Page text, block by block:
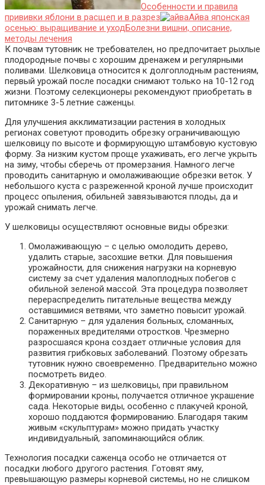
Особенности и правила
прививки яблони в расщеп и в разрез
Айва японская
осенью: выращивание и уходБолезни вишни, описание,
методы лечения
К почвам тутовник не требователен, но предпочитает рыхлые
плодородные почвы с хорошим дренажем и регулярными
поливами. Шелковица относится к долгоплодным растениям,
первый урожай после посадки снимают только на 10-12 год
жизни. Поэтому селекционеры рекомендуют приобретать в
питомнике 3-5 летние саженцы.
Для улучшения акклиматизации растения в холодных
регионах советуют проводить обрезку ограничивающую
шелковицу по высоте и формирующую штамбовую кустовую
форму. За низким кустом проще ухаживать, его легче укрыть
на зиму, чтобы сберечь от промерзания. Намного легче
проводить санитарную и омолаживающие обрезки веток. У
небольшого куста с разреженной кроной лучше происходит
процесс опыления, обильней завязываются плоды, да и
урожай снимать легче.
У шелковицы осуществляют основные виды обрезки:
Омолаживающую – с целью омолодить дерево,
удалить старые, засохшие ветки. Для повышения
урожайности, для снижения нагрузки на корневую
систему за счет удаления малоплодных побегов с
обильной зеленой массой. Эта процедура позволяет
перераспределить питательные вещества между
оставшимися ветвями, что заметно повысит урожай.
Санитарную – для удаления больных, сломанных,
пораженных вредителями отростков. Чрезмерно
разросшаяся крона создает отличные условия для
развития грибковых заболеваний. Поэтому обрезать
тутовник нужно своевременно. Предварительно можно
посмотреть видео.
Декоративную – из шелковицы, при правильном
формировании кроны, получается отличное украшение
сада. Некоторые виды, особенно с плакучей кроной,
хорошо поддаются формированию. Благодаря таким
живым «скульптурам» можно придать участку
индивидуальный, запоминающийся облик.
Технология посадки саженца особо не отличается от
посадки любого другого растения. Готовят яму,
превышающую размеры корневой системы, но не слишком